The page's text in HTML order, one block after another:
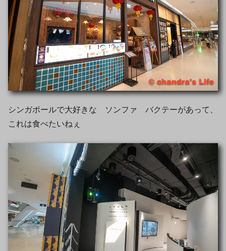
シンガポールで大好きな ソンファ バクテーがあって、
これは食べたいねぇ